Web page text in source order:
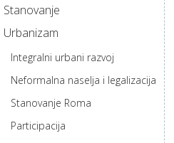
Stanovanje
Urbanizam
Integralni urbani razvoj
Neformalna naselja i legalizacija
Stanovanje Roma
Participacija